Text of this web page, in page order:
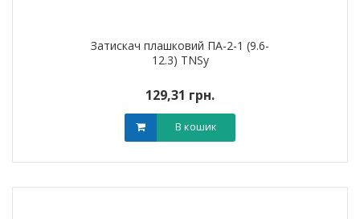
Затискач плашковий ПА-2-1 (9.6-
12.3) TNSy
129,31 грн.
В кошик